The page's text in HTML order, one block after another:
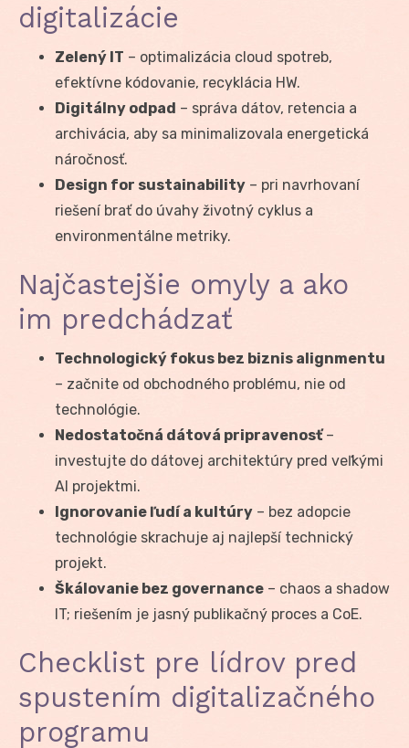
digitalizácie
Zelený IT – optimalizácia cloud spotreb,
efektívne kódovanie, recyklácia HW.
Digitálny odpad – správa dátov, retencia a
archivácia, aby sa minimalizovala energetická
náročnosť.
Design for sustainability – pri navrhovaní
riešení brať do úvahy životný cyklus a
environmentálne metriky.
Najčastejšie omyly a ako
im predchádzať
Technologický fokus bez biznis alignmentu
– začnite od obchodného problému, nie od
technológie.
Nedostatočná dátová pripravenosť–
investujte do dátovej architektúry pred veľkými
AI projektmi.
Ignorovanie ľudí a kultúry – bez adopcie
technológie skrachuje aj najlepší technický
projekt.
Škálovanie bez governance – chaos a shadow
IT; riešením je jasný publikačný proces a CoE.
Checklist pre lídrov pred
spustením digitalizačného
programu